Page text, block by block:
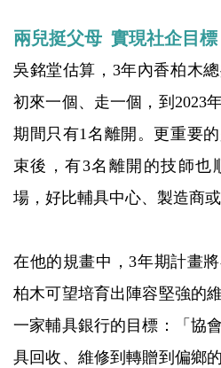
兩兒挺父母 實現社企目標
吳銘堂估算，3年內香柏木
初來一個、走一個，到2023
期間只有1名離開。更重要
束後，有3名離開的技師也
場，好比輔具中心、製造商或
在他的規畫中，3年期計畫
柏木可望培育出陣容堅強的
一家輔具銀行的目標：「協
具回收、維修到轉贈到偏鄉